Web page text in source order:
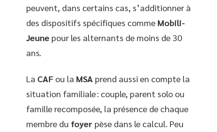
peuvent, dans certains cas, s’additionner à
des dispositifs spécifiques comme Mobili-
Jeune pour les alternants de moins de 30
ans.
La CAF ou la MSA prend aussi en compte la
situation familiale : couple, parent solo ou
famille recomposée, la présence de chaque
membre du foyer pèse dans le calcul. Peu